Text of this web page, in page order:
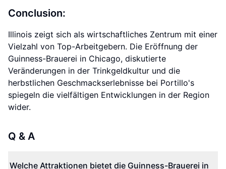
Conclusion:
Illinois zeigt sich als wirtschaftliches Zentrum mit einer
Vielzahl von Top-Arbeitgebern. Die Eröffnung der
Guinness-Brauerei in Chicago, diskutierte
Veränderungen in der Trinkgeldkultur und die
herbstlichen Geschmackserlebnisse bei Portillo's
spiegeln die vielfältigen Entwicklungen in der Region
wider.
Q & A
Welche Attraktionen bietet die Guinness-Brauerei in